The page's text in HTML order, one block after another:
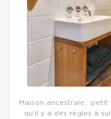
Maison ancestrale :
qu’il y a des règles à